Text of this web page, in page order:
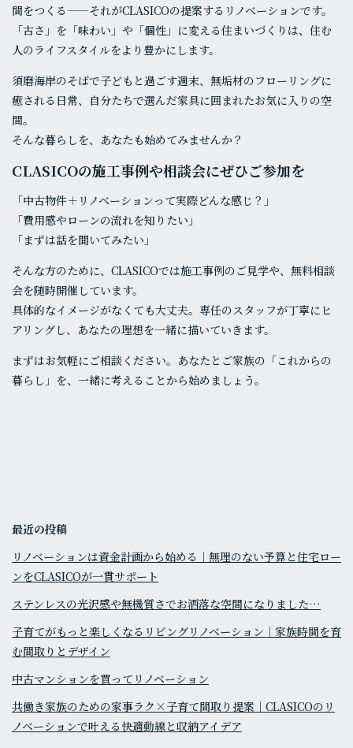
間をつくる——それがCLASICOの提案するリノベーションです。
「古さ」を「味わい」や「個性」に変える住まいづくりは、住む
人のライフスタイルをより豊かにします。
須磨海岸のそばで子どもと過ごす週末、無垢材のフローリングに
癒される日常、自分たちで選んだ家具に囲まれたお気に入りの空
間。
そんな暮らしを、あなたも始めてみませんか？
CLASICOの施工事例や相談会にぜひご参加を
「中古物件＋リノベーションって実際どんな感じ？」
「費用感やローンの流れを知りたい」
「まずは話を聞いてみたい」
そんな方のために、CLASICOでは施工事例のご見学や、無料相談
会を随時開催しています。
具体的なイメージがなくても大丈夫。専任のスタッフが丁寧にヒ
アリングし、あなたの理想を一緒に描いていきます。
まずはお気軽にご相談ください。あなたとご家族の「これからの
暮らし」を、一緒に考えることから始めましょう。
最近の投稿
リノベーションは資金計画から始める｜無理のない予算と住宅ロー
ンをCLASICOが一貫サポート
ステンレスの光沢感や無機質さでお洒落な空間になりました…
子育てがもっと楽しくなるリビングリノベーション｜家族時間を育
む間取りとデザイン
中古マンションを買ってリノベーション
共働き家族のための家事ラク×子育て間取り提案｜CLASICOのリ
ノベーションで叶える快適動線と収納アイデア